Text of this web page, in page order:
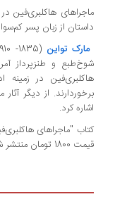
ماجراهای هاکلبری‌فین
داستان از زبان پسر
مارک تواین
شوخ‌طبع و طنزپرداز
هاکلبری‌فین در
برخوردارند. از دیگر
اشاره کرد.
قیمت 1800 تومان منتشر شده است.